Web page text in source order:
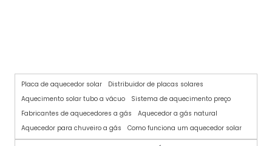
Placa de aquecedor solar
Distribuidor de placas solares
Aquecimento solar tubo a vácuo
Sistema de aquecimento preço
Fabricantes de aquecedores a gás
Aquecedor a gás natural
Aquecedor para chuveiro a gás
Como funciona um aquecedor solar